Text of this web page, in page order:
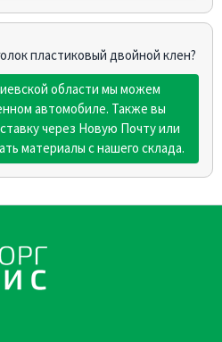
пластиковый двойной клен?
области мы можем
автомобиле. Также вы
через Новую Почту или
материалы с нашего склада.